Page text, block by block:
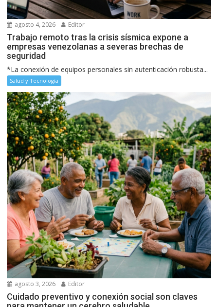
agosto 4, 2026 Editor
Trabajo remoto tras la crisis sísmica expone a
empresas venezolanas a severas brechas de
seguridad
*La conexión de equipos personales sin autenticación robusta...
Salud y Tecnología
agosto 3, 2026 Editor
Cuidado preventivo y conexión social son claves